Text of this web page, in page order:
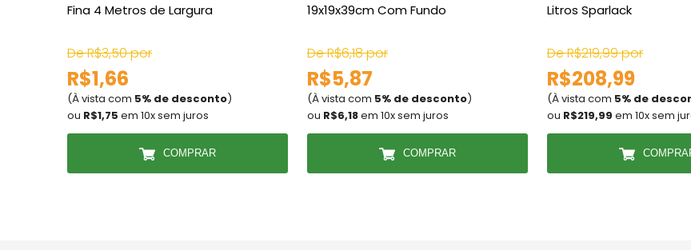
Fina 4 Metros de Largura
De R$3,50 por
R$1,66
(À vista com 5% de desconto)
ou R$1,75 em 10x sem juros
COMPRAR
19x19x39cm Com Fundo
De R$6,18 por
R$5,87
(À vista com 5% de desconto)
ou R$6,18em 10x sem juros
COMPRAR
Litros Sparlack
De R$219,99 por
R$208,99
(À vista com 5% de
ou R$219,99 em 10x sem